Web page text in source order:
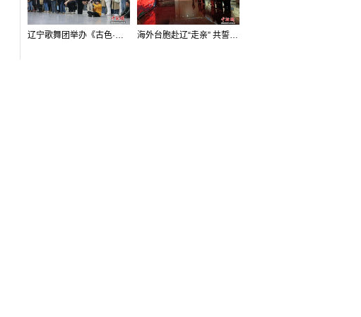
辽宁歌舞团举办《古色·国宝辽宁》排练开放日活动 海外台胞赴辽“走亲” 共誓“和平初心”